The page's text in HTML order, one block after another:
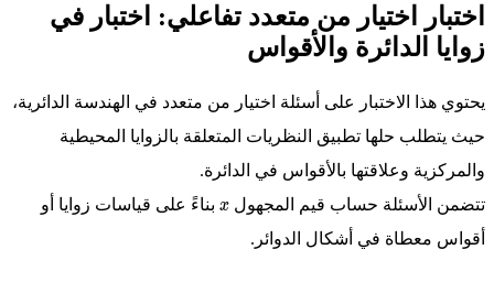
اختبار اختيار من متعدد تفاعلي: اختبار في
زوايا الدائرة والأقواس
يحتوي هذا الاختبار على أسئلة اختيار من متعدد في الهندسة الدائرية،
حيث يتطلب حلها تطبيق النظريات المتعلقة بالزوايا المحيطية
والمركزية وعلاقتها بالأقواس في الدائرة.
تتضمن الأسئلة حساب قيم المجهول xبناءً على قياسات زوايا أو
أقواس معطاة في أشكال الدوائر.